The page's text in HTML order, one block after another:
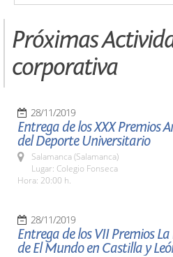
Próximas
corporativa
28/11/2019
Entrega de los XXX Premios
del Deporte Universitario
Salamanca (Salamanca)
Lugar: Colegio Fonseca
Hora: 20:00 h.
28/11/2019
Entrega de los VII Premios
de El Mundo en Castilla y